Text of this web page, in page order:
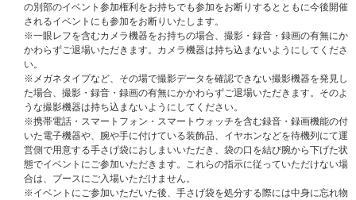
先着特典：メンバー別セルフィーフォトカード 全8種のうちランダムで１
枚
※2種セットは1セットにつき2枚／8種セットは1セットにつき8枚／単品は
1点につき1枚差し上げます。
※メンバー別セルフィーフォトカードはランダムで差し上げます。メンバー
を指定することはできません。
※Weverse Shop、UNIVERSAL MUSIC STOREで特典の写真絵柄は同じで
す。
※特典は先着です。無くなり次第終了となります。
＜イベント応募対象商品＞
2026年7月3日(金)先行発売
Hearts2Hearts
The 2nd Mini Album『Lemon Tang』(Jewel Case Ver. Japan Exclusive) 1
種
＜応募方法/注意事項＞
販売サイトにて対象商品1点ご予約(ご決済完了)と同時に自動エントリーに
なり、お客様ご自身での応募のお手続きは必要ございません。
※ご購入時に「メンバー全員ハイタッチ会応募商品」と記載のある商品を選
んでご購入ください。通常商品をご購入いただいても応募抽選の対象にはな
りません。
※対象商品1点の購入で1口の応募になり、購入枚数、応募回数の制限はご
の別部のイベント参加権利をお持ちでも参加をお断りするとともに今後開催
されるイベントにも参加をお断りいたします。
※一眼レフを含むカメラ機器をお持ちの場合、撮影・録音・録画の有無にか
かわらずご退場いただきます。カメラ機器は持ち込まないようにしてくださ
い。
※メガネタイプなど、その場で撮影データを確認できない撮影機器を発見し
た場合、撮影・録音・録画の有無にかかわらずご退場いただきます。そのよ
うな撮影機器は持ち込まないようにしてください。
※携帯電話・スマートフォン・スマートウォッチを含む録音・録画機能の付
いた電子機器や、腕や手に付けている装飾品、イヤホンなどを待機列にて運
営側で用意する手さげ袋におしまいいただき、袋の口を結び腕から下げた状
態でイベントにご参加いただきます。これらの指示に従っていただけない場
合は、ブースにご入場いただけません。
※イベントにご参加いただいた後、手さげ袋を処分する際には中身に忘れ物